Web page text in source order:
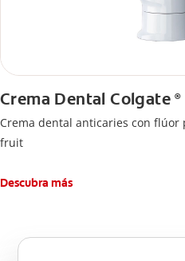
Crema Dental Colgate®
Crema dental anticaries con
fruit
Descubra más